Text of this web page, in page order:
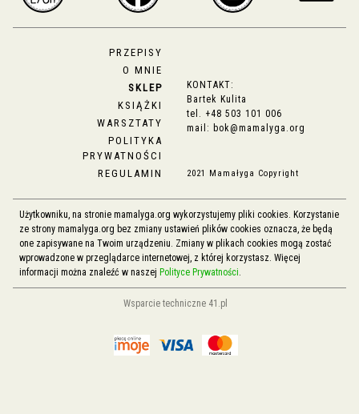
PRZEPISY
O MNIE
SKLEP
KSIĄŻKI
WARSZTATY
POLITYKA
PRYWATNOŚCI
REGULAMIN
KONTAKT:
Bartek Kulita
tel. +48 503 101 006
mail: bok@mamalyga.org
2021 Mamałyga Copyright
Użytkowniku, na stronie mamalyga.org wykorzystujemy pliki cookies. Korzystanie
ze strony mamalyga.org bez zmiany ustawień plików cookies oznacza, że będą
one zapisywane na Twoim urządzeniu. Zmiany w plikach cookies mogą zostać
wprowadzone w przeglądarce internetowej, z której korzystasz. Więcej
informacji można znaleźć w naszej Polityce Prywatności.
Wsparcie techniczne 41.pl